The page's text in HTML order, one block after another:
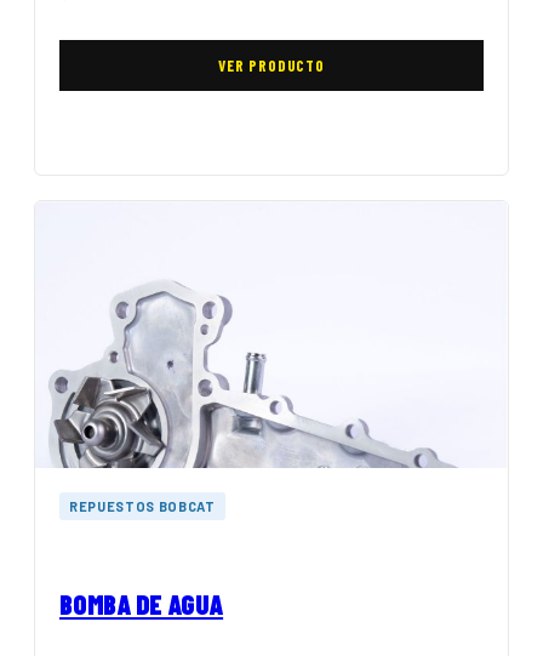
VER PRODUCTO
REPUESTOS BOBCAT
BOMBA DE AGUA